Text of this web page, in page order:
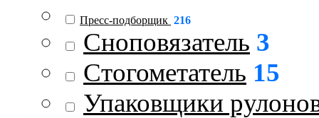
Пресс-подборщик 216
Сноповязатель 3
Стогометатель 15
Упаковщики